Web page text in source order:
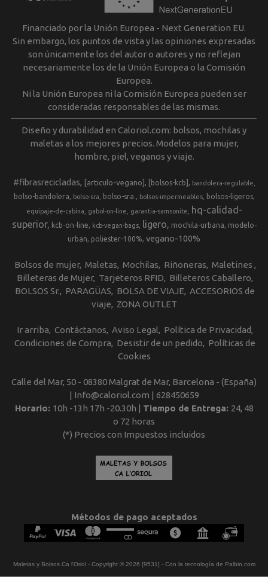
Financiado por la Unión Europea - Next Generation EU.
Sin embargo, los puntos de vista y las opiniones expresadas
son únicamente los del autor o autores y no reflejan
necesariamente los de la Unión Europea o la Comisión
Europea.
Ni la Unión Europea ni la Comisión Europea pueden ser
consideradas responsables de las mismas.
Diseño y durabilidad en Caloriol.com: bolsos, mochilas y
maletas a los mejores precios. Modelos para mujer,
hombre, piel, veganos y viaje.
#fibrasrecicladas [articulo-vegano] [bolsos-kcb] bandolera-regulable
bolso-bandolera bolso-sra bolso-sra. bolsos-impermeables bolsos-ligeros
equipaje-de-cabina gabol-on-line garantia-samsonite
hq-calidad-
superior
kcb-on-line kcb-vegan-bags ligero mochila-urbana
modelo-
urban
poliester-100% vegano-100%
Bolsos de mujer Maletas Mochilas Riñoneras Maletines
Billeteras de Mujer Tarjeteros RFID
Billeteros Caballero
BOLSOS Sr.
PARAGÜAS BOLSA DE VIAJE ACCESORIOS de
viaje
ZONA OUTLET
Ir arriba Contáctanos Aviso Legal
Política de Privacidad
Condiciones de Compra
Desistir de un pedido
Políticas de
Cookies
Calle del Mar, 50 - 08380 Malgrat de Mar, Barcelona - (España)
| Info@caloriol.com | 628450659
Horario: 10h -13h 17h -20.30h | Tiempo de Entrega: 24, 48
o 72 horas
(*) Precios con Impuestos incluidos
Métodos de pago aceptados
Maletas y Bolsos Ca l'Oriol- Copyright © 2026 [9531] - Con la tecnología de Palbin.com